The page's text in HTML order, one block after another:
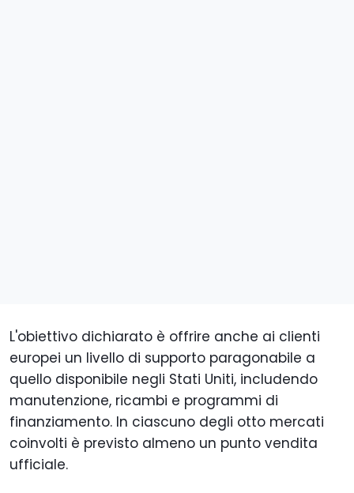
L'obiettivo dichiarato è offrire anche ai clienti
europei un livello di supporto paragonabile a
quello disponibile negli Stati Uniti, includendo
manutenzione, ricambi e programmi di
finanziamento. In ciascuno degli otto mercati
coinvolti è previsto almeno un punto vendita
ufficiale.